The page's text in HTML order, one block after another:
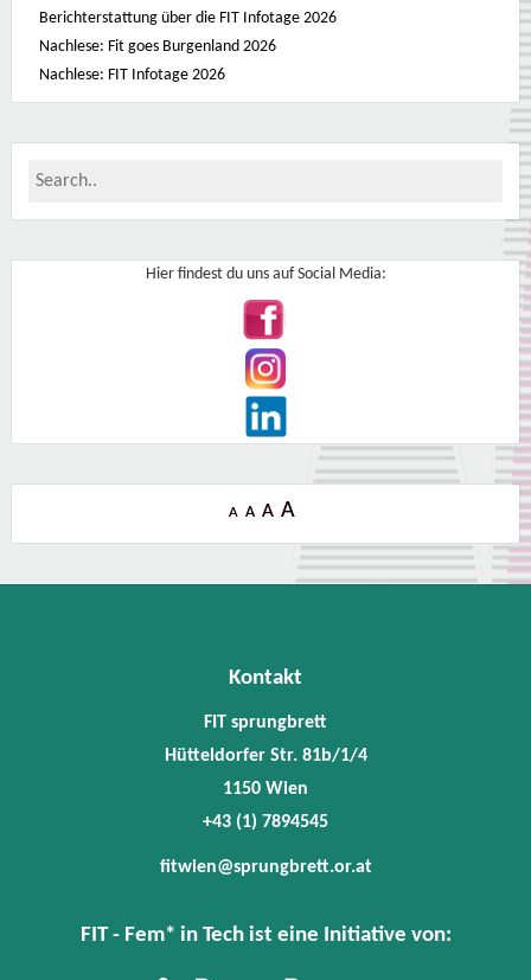
Berichterstattung über die FIT Infotage 2026
Nachlese: Fit goes Burgenland 2026
Nachlese: FIT Infotage 2026
Hier findest du uns auf Social Media:
A A A A
Kontakt
FIT sprungbrett
Hütteldorfer Str. 81b/1/4
1150 Wien
+43 (1) 7894545
fitwien@sprungbrett.or.at
FIT - Fem* in Tech ist eine Initiative von: